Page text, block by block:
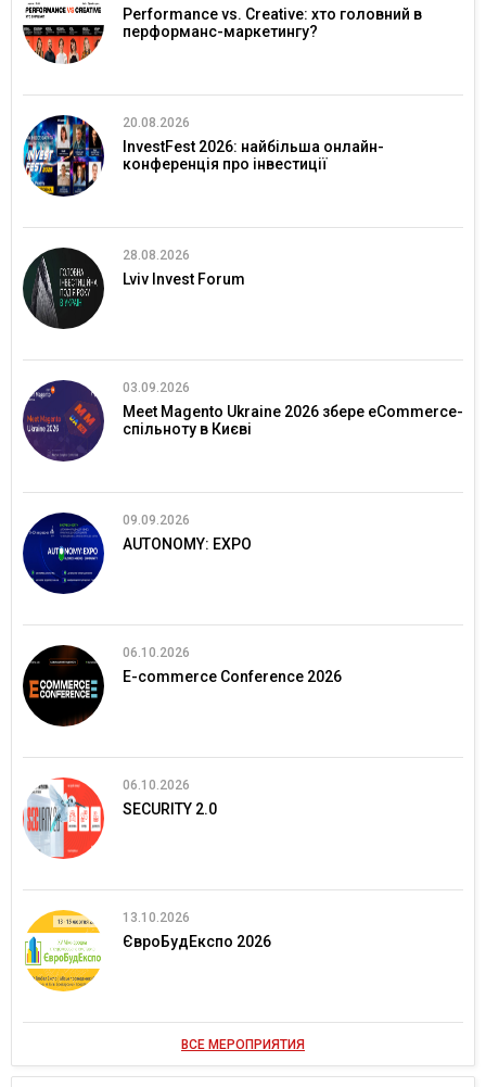
Performance vs. Creative: хто головний в
перформанс-маркетингу?
20.08.2026
InvestFest 2026: найбільша онлайн-
конференція про інвестиції
28.08.2026
Lviv Invest Forum
03.09.2026
Meet Magento Ukraine 2026 збере eCommerce-
спільноту в Києві
09.09.2026
AUTONOMY: EXPO
06.10.2026
E-commerce Conference 2026
06.10.2026
SECURITY 2.0
13.10.2026
ЄвроБудЕкспо 2026
ВСЕ МЕРОПРИЯТИЯ